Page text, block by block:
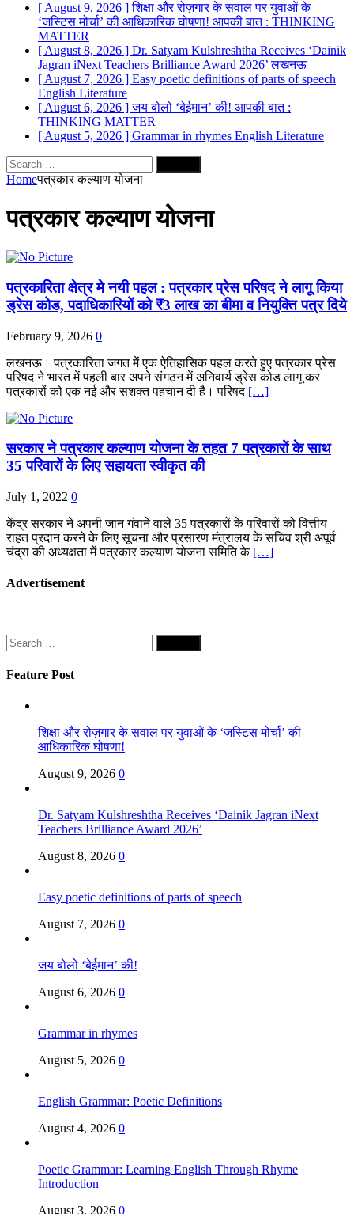
[ August 9, 2026 ]शिक्षा और रोज़गार के सवाल पर युवाओं के
‘जस्टिस मोर्चा’ की आधिकारिक घोषणा! आपकी बात : THINKING
MATTER
[ August 8, 2026 ] Dr. Satyam Kulshreshtha Receives ‘Dainik
Jagran iNext Teachers Brilliance Award 2026’लखनऊ
[ August 7, 2026 ] Easy poetic definitions of parts of speech
English Literature
[ August 6, 2026 ]जय बोलो ‘बेईमान’ की! आपकी बात :
THINKING MATTER
[ August 5, 2026 ] Grammar in rhymes English Literature
Search
for:
Homeपत्रकार कल्याण योजना
पत्रकार कल्याण योजना
पत्रकारिता क्षेत्र मे नयी पहल : पत्रकार प्रेस परिषद ने लागू किया
ड्रेस कोड, पदाधिकारियों को ₹3 लाख का बीमा व नियुक्ति पत्र दिये
February 9, 2026 0
लखनऊ। पत्रकारिता जगत में एक ऐतिहासिक पहल करते हुए पत्रकार प्रेस
परिषद ने भारत में पहली बार अपने संगठन में अनिवार्य ड्रेस कोड लागू कर
पत्रकारों को एक नई और सशक्त पहचान दी है। परिषद […]
सरकार ने पत्रकार कल्याण योजना के तहत 7 पत्रकारों के साथ
35 परिवारों के लिए सहायता स्वीकृत की
July 1, 2022 0
केंद्र सरकार ने अपनी जान गंवाने वाले 35 पत्रकारों के परिवारों को वित्तीय
राहत प्रदान करने के लिए सूचना और प्रसारण मंत्रालय के सचिव श्री अपूर्व
चंद्रा की अध्यक्षता में पत्रकार कल्याण योजना समिति के […]
Advertisement
Search
for:
Feature Post
शिक्षा और रोज़गार के सवाल पर युवाओं के ‘जस्टिस मोर्चा’ की
आधिकारिक घोषणा!
August 9, 2026 0
Dr. Satyam Kulshreshtha Receives ‘Dainik Jagran iNext
Teachers Brilliance Award 2026’
August 8, 2026 0
Easy poetic definitions of parts of speech
August 7, 2026 0
जय बोलो ‘बेईमान’ की!
August 6, 2026 0
Grammar in rhymes
August 5, 2026 0
English Grammar: Poetic Definitions
August 4, 2026 0
Poetic Grammar: Learning English Through Rhyme
Introduction
August 3, 2026 0